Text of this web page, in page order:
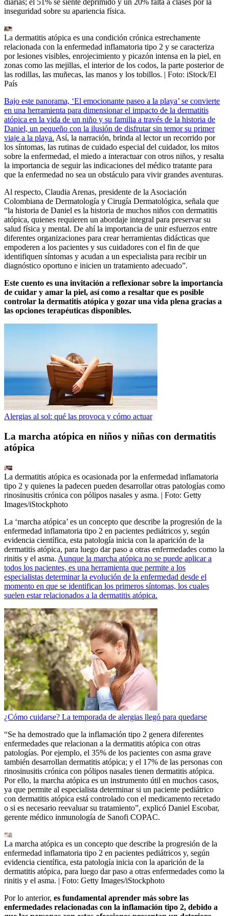
diarias; el 51% se siente deprimido y un 20% falta a clases por la
inseguridad sobre su apariencia física.
La dermatitis atópica es una condición crónica estrechamente
relacionada con la enfermedad inflamatoria tipo 2 y se caracteriza
por lesiones visibles, enrojecimiento y picazón intensa en la piel, en
zonas como las mejillas, el interior de los codos, la parte posterior de
las rodillas, las muñecas, las manos y los tobillos. | Foto: iStock/El
País
Bajo este panorama, ‘El emocionante paseo a la playa’ se convierte
en una herramienta para dimensionar el impacto de la dermatitis
atópica en la vida de un niño y su familia a través de la historia de
Daniel, un pequeño con la ilusión de disfrutar sin temor su primer
viaje a la playa. Así, la narración, brinda al lector un recorrido por
los síntomas, las rutinas de cuidado especial del cuidador, los mitos
sobre la enfermedad, el miedo a interactuar con otros niños, y resalta
la importancia de seguir las indicaciones del médico tratante para
que la enfermedad no sea un obstáculo para vivir grandes aventuras.
Al respecto, Claudia Arenas, presidente de la Asociación
Colombiana de Dermatología y Cirugía Dermatológica, señala que
“la historia de Daniel es la historia de muchos niños con dermatitis
atópica, quienes requieren un abordaje integral para preservar su
salud física y mental. De ahí la importancia de unir esfuerzos entre
diferentes organizaciones para crear herramientas didácticas que
empoderen a los pacientes y sus cuidadores con el fin de que
identifiquen síntomas y acudan a un especialista para recibir un
diagnóstico oportuno e inicien un tratamiento adecuado”.
Este cuento es una invitación a reflexionar sobre la importancia
de cuidar y amar la piel, así como a resaltar que es posible
controlar la dermatitis atópica y gozar una vida plena gracias a
las opciones terapéuticas disponibles.
Alergias al sol: qué las provoca y cómo actuar
La marcha atópica en niños y niñas con dermatitis
atópica
La dermatitis atópica es ocasionada por la enfermedad inflamatoria
tipo 2 y quienes la padecen pueden desarrollar otras patologías como
rinosinusitis crónica con pólipos nasales y asma. | Foto: Getty
Images/iStockphoto
La ‘marcha atópica’ es un concepto que describe la progresión de la
enfermedad inflamatoria tipo 2 en pacientes pediátricos y, según
evidencia científica, esta patología inicia con la aparición de la
dermatitis atópica, para luego dar paso a otras enfermedades como la
rinitis y el asma. Aunque la marcha atópica no se puede aplicar a
todos los pacientes, es una herramienta que permite a los
especialistas determinar la evolución de la enfermedad desde el
momento en que se identifican los primeros síntomas, los cuales
suelen estar relacionados a la dermatitis atópica.
¿Cómo cuidarse? La temporada de alergias llegó para quedarse
“Se ha demostrado que la inflamación tipo 2 genera diferentes
enfermedades que relacionan a la dermatitis atópica con otras
patologías. Por ejemplo, el 35% de los pacientes con asma grave
también desarrollan dermatitis atópica; y el 17% de las personas con
rinosinusitis crónica con pólipos nasales tienen dermatitis atópica.
Por ello, la marcha atópica es un instrumento útil en muchos casos,
ya que permite al especialista determinar si un paciente pediátrico
con dermatitis atópica está controlado con el medicamento recetado
o si es necesario reevaluar su tratamiento”, explicó Daniel Escobar,
gerente médico inmunología de Sanofi COPAC.
La marcha atópica es un concepto que describe la progresión de la
enfermedad inflamatoria tipo 2 en pacientes pediátricos y, según
evidencia científica, esta patología inicia con la aparición de la
dermatitis atópica, para luego dar paso a otras enfermedades como la
rinitis y el asma. | Foto: Getty Images/iStockphoto
Por lo anterior, es fundamental aprender más sobre las
enfermedades relacionadas con la inflamación tipo 2, debido a